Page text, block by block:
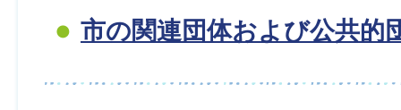
市の関連団体および公共的